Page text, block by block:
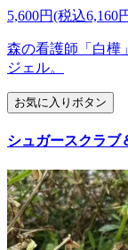
5,600円(税込6,160
森の看護師「白樺
ジェル。
お気に入りボタン
シュガースクラブ